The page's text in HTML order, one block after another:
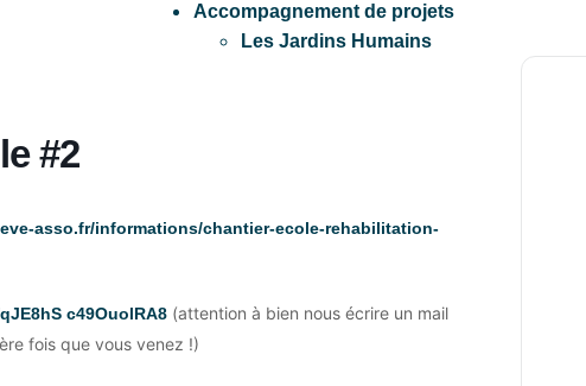
Accompagnement de projets
Les Jardins Humains
#2
asso.fr/informations/chantier-ecole-rehabilitation-
c49OuolRA8 (attention à bien nous écrire un mail
fois que vous venez !)